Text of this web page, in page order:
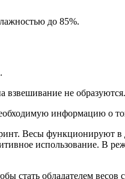
до 85%.
взвешивание не образуются.
информацию о
Весы функционируют
использование. В
стать обладателем